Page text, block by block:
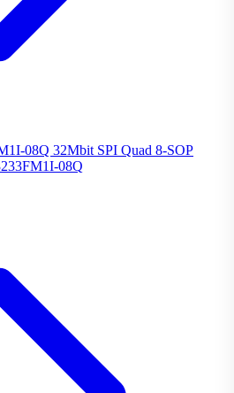
08Q 32Mbit SPI Quad 8-SOP
08Q